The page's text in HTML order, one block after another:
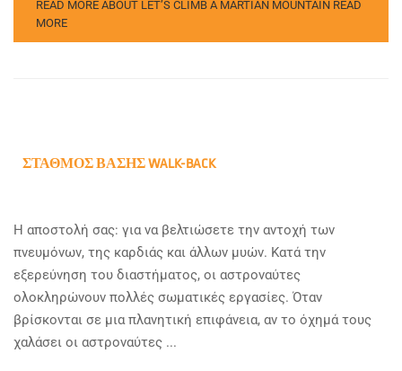
READ MORE ABOUT LET’S CLIMB A MARTIAN MOUNTAIN READ
MORE
ΣΤΑΘΜΌΣ ΒΆΣΗΣ WALK-BACK
Η αποστολή σας: για να βελτιώσετε την αντοχή των
πνευμόνων, της καρδιάς και άλλων μυών. Κατά την
εξερεύνηση του διαστήματος, οι αστροναύτες
ολοκληρώνουν πολλές σωματικές εργασίες. Όταν
βρίσκονται σε μια πλανητική επιφάνεια, αν το όχημά τους
χαλάσει οι αστροναύτες ...